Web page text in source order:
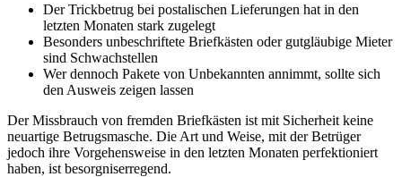
Der Trickbetrug bei postalischen Lieferungen hat in den
letzten Monaten stark zugelegt
Besonders unbeschriftete Briefkästen oder gutgläubige Mieter
sind Schwachstellen
Wer dennoch Pakete von Unbekannten annimmt, sollte sich
den Ausweis zeigen lassen
Der Missbrauch von fremden Briefkästen ist mit Sicherheit keine
neuartige Betrugsmasche. Die Art und Weise, mit der Betrüger
jedoch ihre Vorgehensweise in den letzten Monaten perfektioniert
haben, ist besorgniserregend.